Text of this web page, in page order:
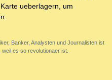
ueberlagern, um
Banker, Analysten und Journalisten ist
es so revolutionaer ist.